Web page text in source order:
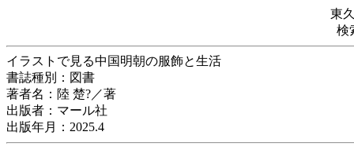
東
検
イラストで見る中国明朝の服飾と生活
書誌種別：図書
著者名：陸 楚?／著
出版者：マール社
出版年月：2025.4